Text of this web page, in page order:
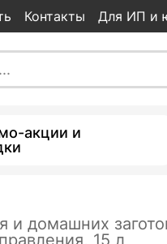
Контакты Для ИП и
акции и
и домашних
15 л
управления, 15 л